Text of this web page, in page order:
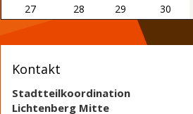
27
28 29 30
Kontakt
Stadtteilkoordination
Lichtenberg Mitte